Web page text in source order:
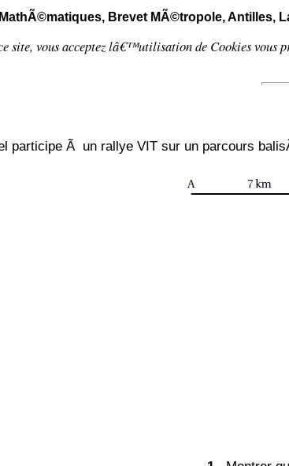
MathÃ©matiques, Brevet MÃ©tropole, Antilles,
site, vous acceptez lâ€™utilisation de Cookiesvous
participe Ã un rallye VIT sur un parcours